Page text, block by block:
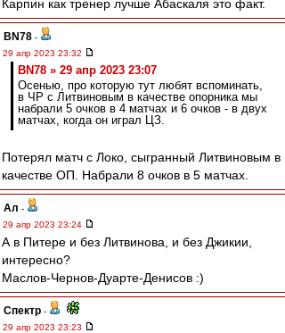
Карпин как тренер лучше Абаскаля это факт.
BN78 -
29 апр 2023 23:32
BN78 » 29 апр 2023 23:07
Осенью, про которую тут любят вспоминать,
в ЧР с Литвиновым в качестве опорника мы
набрали 5 очков в 4 матчах и 6 очков - в двух
матчах, когда он играл ЦЗ.
Потерял матч с Локо, сыгранный Литвиновым в
качестве ОП. Набрали 8 очков в 5 матчах.
Ал -
29 апр 2023 23:24
А в Питере и без Литвинова, и без Джикии,
интересно?
Маслов-Чернов-Дуарте-Денисов :)
Спектр -
29 апр 2023 23:23